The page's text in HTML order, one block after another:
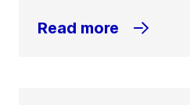
Read more